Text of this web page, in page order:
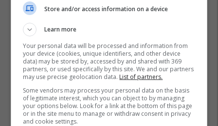
Store and/or access information on a device
Learn more
Your personal data will be processed and information from
your device (cookies, unique identifiers, and other device
data) may be stored by, accessed by and shared with 369
partners, or used specifically by this site. We and our partners
may use precise geolocation data. List of partners.
Some vendors may process your personal data on the basis
of legitimate interest, which you can object to by managing
your options below. Look for a link at the bottom of this page
or in the site menu to manage or withdraw consent in privacy
and cookie settings.